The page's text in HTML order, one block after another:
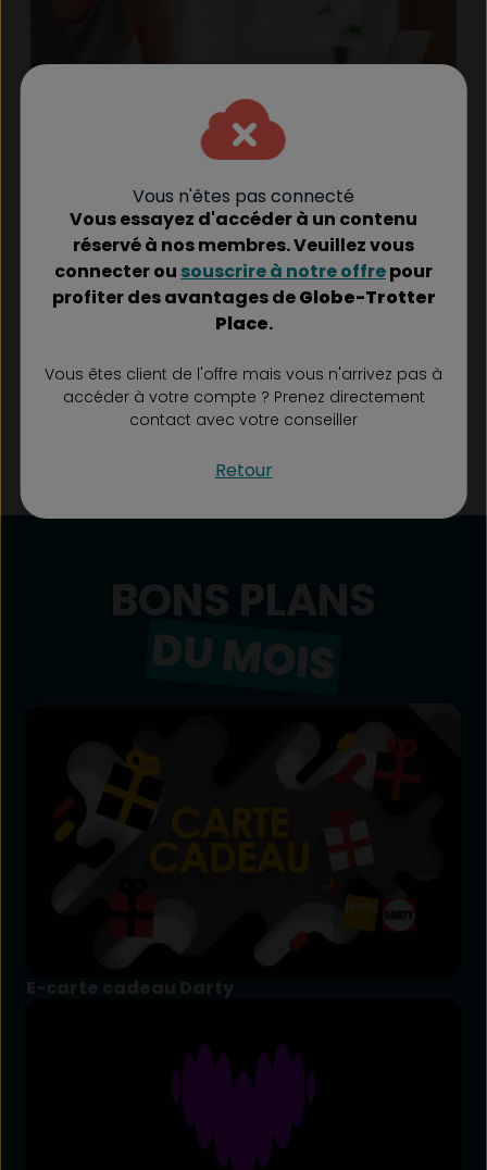
Vous n'êtes pas connecté
Vous essayez d'accéder à un contenu
réservé à nos membres. Veuillez vous
connecter ou souscrire à notre offrepour
profiter des avantages deGlobe-Trotter
Place.
Vous êtes client de l'offre mais vous n'arrivez pas à
accéder à votre compte ? Prenez directement
contact avec votre conseiller
Retour
Economiser
Comment construire sa stratégie
d’épargne ?
16 avril 2026
BONS PLANS
DU MOIS
E-carte cadeau Darty